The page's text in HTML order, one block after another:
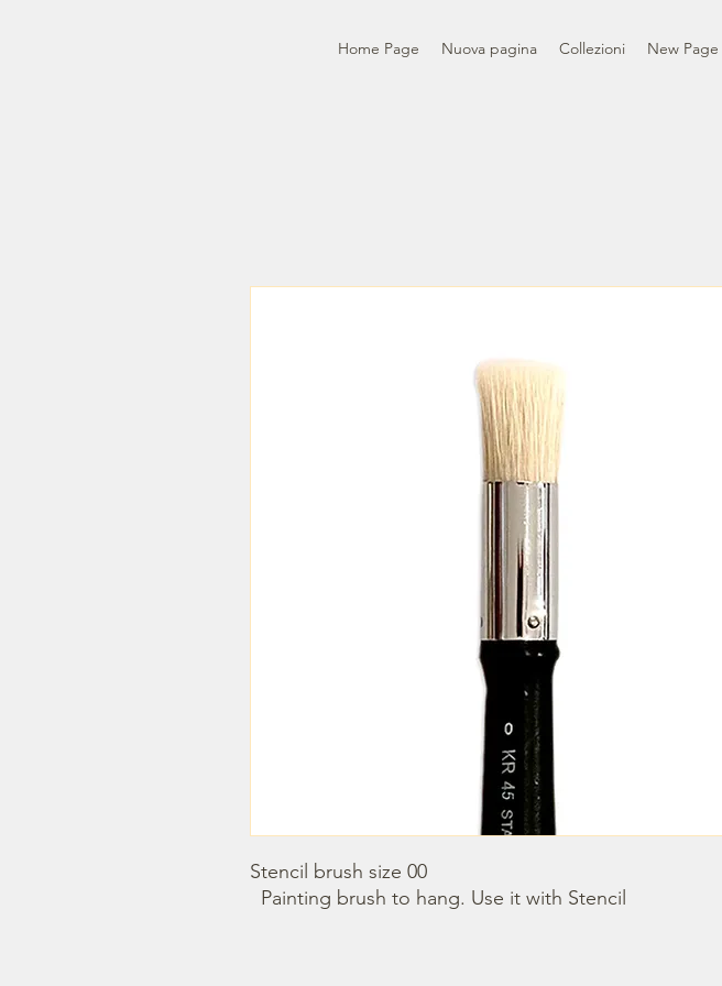
Home Page Nuova pagina Collezioni New Page
Stencil brush size 00
  Painting brush to hang. Use it with Stencil